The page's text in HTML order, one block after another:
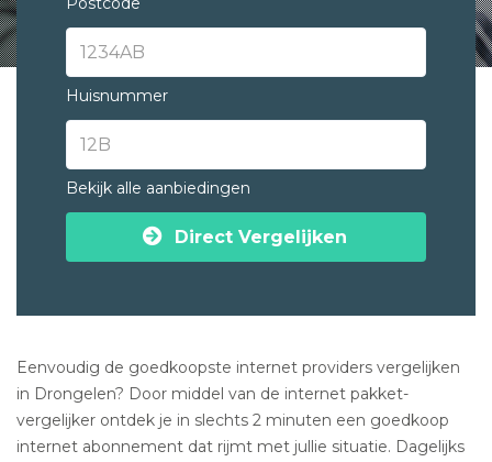
Huisnummer
Bekijk alle aanbiedingen
Direct Vergelijken
Eenvoudig de goedkoopste internet providers vergelijken
in Drongelen? Door middel van de internet pakket-
vergelijker ontdek je in slechts 2 minuten een goedkoop
internet abonnement dat rijmt met jullie situatie. Dagelijks